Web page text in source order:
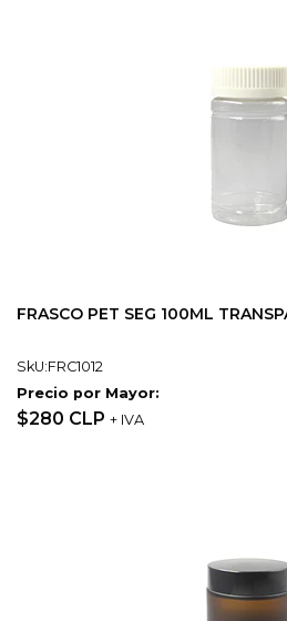
FRASCO PET SEG 100ML
SkU:FRC1012
Precio por Mayor:
$280 CLP + IVA